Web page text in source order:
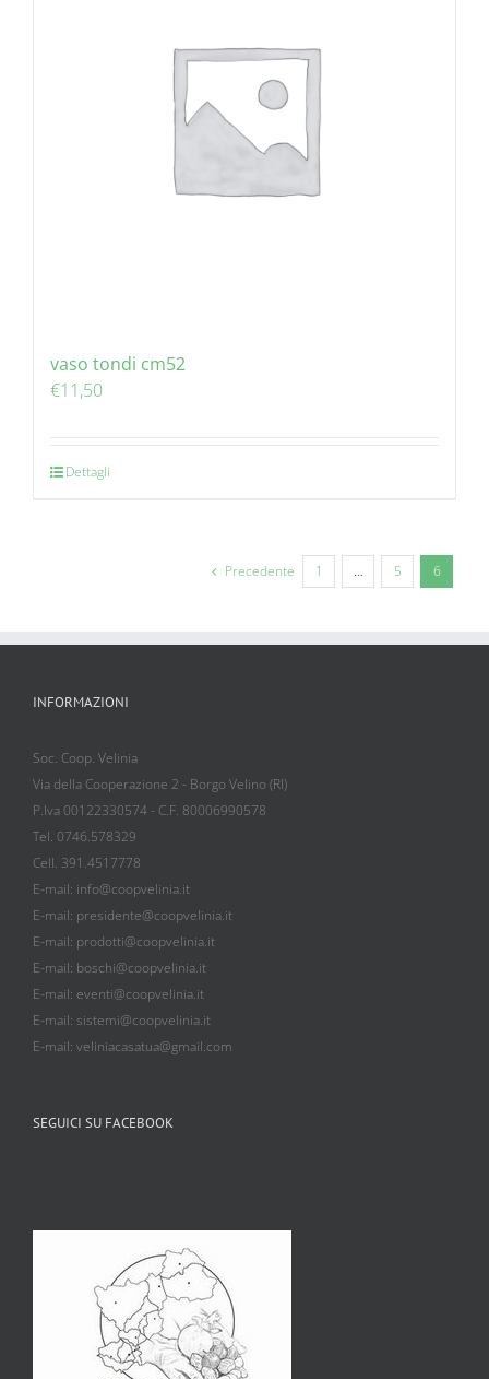
vaso tondi cm52
€11,50
Dettagli
Precedente 1 … 5 6
INFORMAZIONI
Soc. Coop. Velinia
Via della Cooperazione 2 - Borgo Velino (RI)
P.Iva 00122330574 - C.F. 80006990578
Tel. 0746.578329
Cell. 391.4517778
E-mail: info@coopvelinia.it
E-mail: presidente@coopvelinia.it
E-mail: prodotti@coopvelinia.it
E-mail: boschi@coopvelinia.it
E-mail: eventi@coopvelinia.it
E-mail: sistemi@coopvelinia.it
E-mail: veliniacasatua@gmail.com
SEGUICI SU FACEBOOK